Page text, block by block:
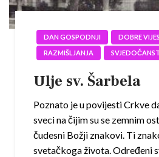
DAN GOSPODNJI DOBRE
RAZMIŠLJANJA
Ulje sv. Šarbela
Poznato je u povijesti Crkve
sveci na čijim su se zemnim
čudesni Božji znakovi. Ti
svetačkoga života. Određeni